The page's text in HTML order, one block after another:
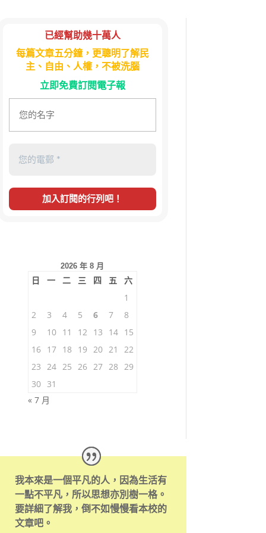
已經幫助幾十萬人
每篇文章五分鐘，更聰明了解民
主、自由、人權，不被洗腦
立即免費訂閱電子報
2026 年 8 月
日 一 二 三 四 五
六
1
2
3 4 5 6 7
8
9
10 11 12 13 14
15
16
17 18 19 20 21
22
23 24 25 26 27 28 29
30
31
« 7 月
我本來是一個平凡的人，因為生活有
一點不平凡，所以思想亦別樹一格。
要詳細了解我，倒不如慢慢看本校的
文章吧。